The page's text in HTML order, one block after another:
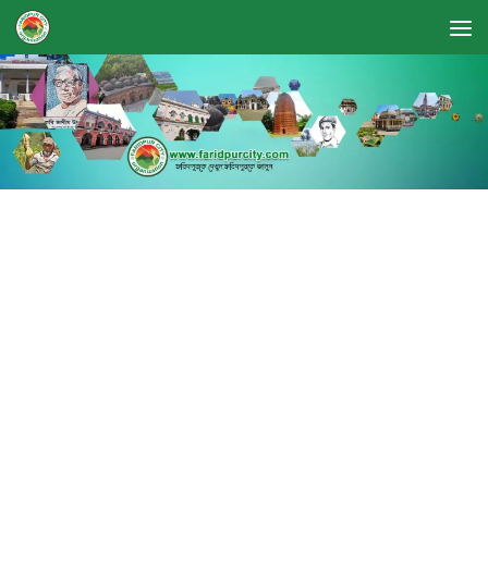
Skip to content